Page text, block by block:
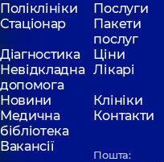
Поліклініки
Послуги
Стаціонар
Пакети
послуг
Діагностика
Ціни
Невідкладна
допомога
Лікарі
Новини
Клініки
Медична
бібліотека
Контакти
Вакансії
Пошта: